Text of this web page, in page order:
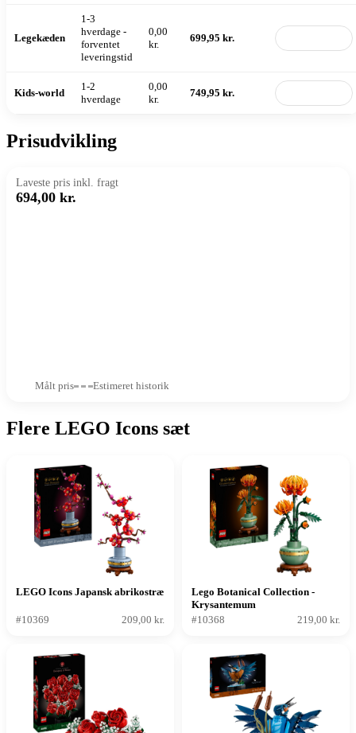
Legekæden
1-3
hverdage -
forventet
leveringstid
0,00
kr.
699,95 kr.
Kids-world
1-2
hverdage
0,00
kr.
749,95 kr.
Prisudvikling
Laveste pris inkl. fragt
694,00 kr.
Målt pris Estimeret historik
Flere LEGO Icons sæt
LEGO Icons Japansk abrikostræ
#10369 209,00 kr.
Lego Botanical Collection -
Krysantemum
#10368
219,00 kr.